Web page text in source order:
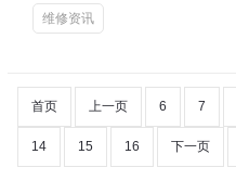
维修资讯
首页 上一页 6 7
14 15 16 下一页